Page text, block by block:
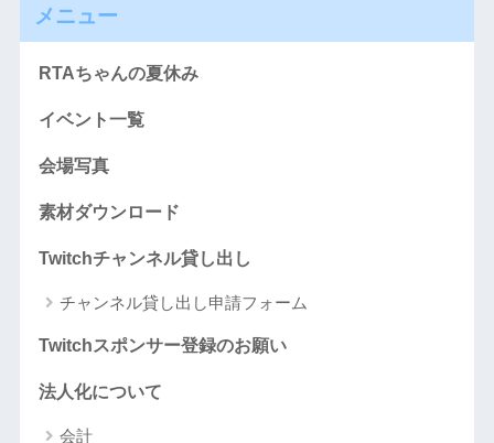
メニュー
RTAちゃんの夏休み
イベント一覧
会場写真
素材ダウンロード
Twitchチャンネル貸し出し
チャンネル貸し出し申請フォーム
Twitchスポンサー登録のお願い
法人化について
会計